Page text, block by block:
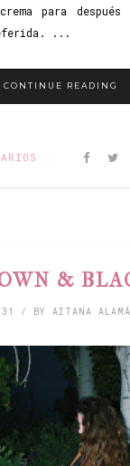
para
...
CONTINUE READING
&
/ BY AITANA